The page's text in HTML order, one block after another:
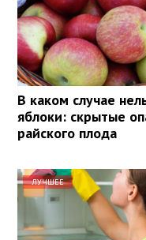
В каком случае
яблоки: скрытые
райского плода
ЛУЧШЕЕ